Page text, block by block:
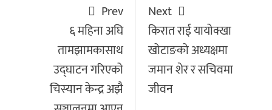
Prev
६ महिना अघि
तामझामकासाथ
उद्घाटन गरिएको
चिस्यान केन्द्र अझै
Next
किरात राई यायोक्खा
खोटाङको अध्यक्षमा
जमान शेर र सचिवमा
जीवन